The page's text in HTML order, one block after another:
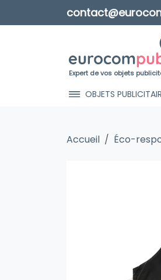
Expert de vos objets
OBJETS
Accueil Éco-